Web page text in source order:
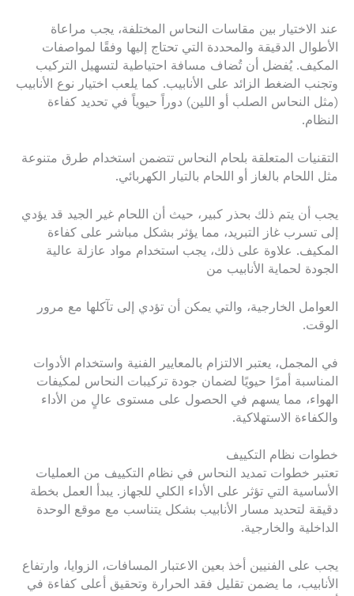
عند الاختيار بين مقاسات النحاس المختلفة، يجب مراعاة
الأطوال الدقيقة والمحددة التي تحتاج إليها وفقًا لمواصفات
المكيف. يُفضل أن تُضاف مسافة احتياطية لتسهيل التركيب
وتجنب الضغط الزائد على الأنابيب. كما يلعب اختيار نوع الأنابيب
(مثل النحاس الصلب أو اللين) دوراً حيوياً في تحديد كفاءة
النظام.
التقنيات المتعلقة بلحام النحاس تتضمن استخدام طرق متنوعة
مثل اللحام بالغاز أو اللحام بالتيار الكهربائي.
يجب أن يتم ذلك بحذر كبير، حيث أن اللحام غير الجيد قد يؤدي
إلى تسرب غاز التبريد، مما يؤثر بشكل مباشر على كفاءة
المكيف. علاوة على ذلك، يجب استخدام مواد عازلة عالية
الجودة لحماية الأنابيب من
العوامل الخارجية، والتي يمكن أن تؤدي إلى تآكلها مع مرور
الوقت.
في المجمل، يعتبر الالتزام بالمعايير الفنية واستخدام الأدوات
المناسبة أمرًا حيويًا لضمان جودة تركيبات النحاس لمكيفات
الهواء، مما يسهم في الحصول على مستوى عالٍ من الأداء
والكفاءة الاستهلاكية.
خطوات نظام التكييف
تعتبر خطوات تمديد النحاس في نظام التكييف من العمليات
الأساسية التي تؤثر على الأداء الكلي للجهاز. يبدأ العمل بخطة
دقيقة لتحديد مسار الأنابيب بشكل يتناسب مع موقع الوحدة
الداخلية والخارجية.
يجب على الفنيين أخذ بعين الاعتبار المسافات، الزوايا، وارتفاع
الأنابيب، ما يضمن تقليل فقد الحرارة وتحقيق أعلى كفاءة في